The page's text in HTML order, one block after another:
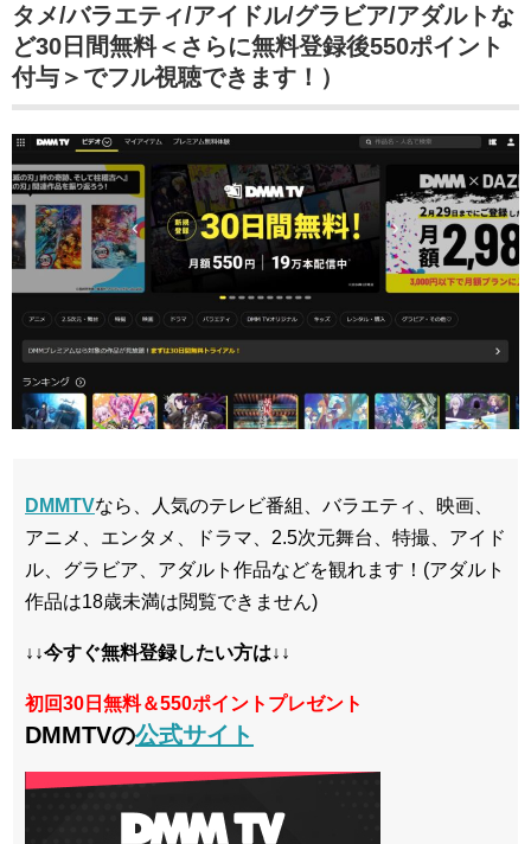
タメ/バラエティ/アイドル/グラビア/アダルトな
ど30日間無料＜さらに無料登録後550ポイント
付与＞でフル視聴できます！）
DMMTVなら、人気のテレビ番組、バラエティ、映画、
アニメ、エンタメ、ドラマ、2.5次元舞台、特撮、アイド
ル、グラビア、アダルト作品などを観れます！(アダルト
作品は18歳未満は閲覧できません)
↓↓今すぐ無料登録したい方は↓↓
初回30日無料＆550ポイントプレゼント
DMMTVの公式サイト